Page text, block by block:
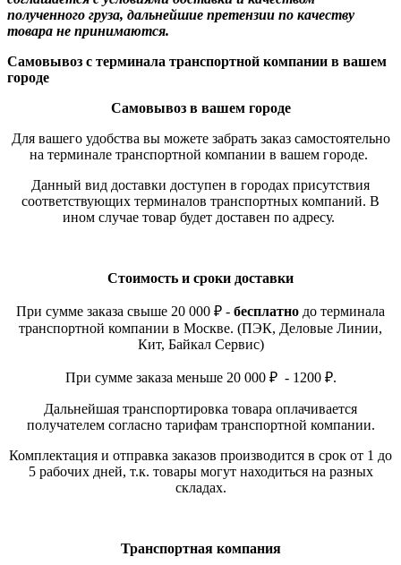
полученного груза, дальнейшие претензии по качеству
товара не принимаются.
Самовывоз с терминала транспортной компании в вашем
городе
Самовывоз в вашем городе
Для вашего удобства вы можете забрать заказ самостоятельно
на терминале транспортной компании в вашем городе.
Данный вид доставки доступен в городах присутствия
соответствующих терминалов транспортных компаний. В
ином случае товар будет доставен по адресу.
Стоимость и сроки доставки
При сумме заказа свыше 20 000 ₽ - бесплатно до терминала
транспортной компании в Москве. (ПЭК, Деловые Линии,
Кит, Байкал Сервис)
При сумме заказа меньше 20 000 ₽ - 1200 ₽.
Дальнейшая транспортировка товара оплачивается
получателем согласно тарифам транспортной компании.
Комплектация и отправка заказов производится в срок от 1 до
5 рабочих дней, т.к. товары могут находиться на разных
складах.
Транспортная компания